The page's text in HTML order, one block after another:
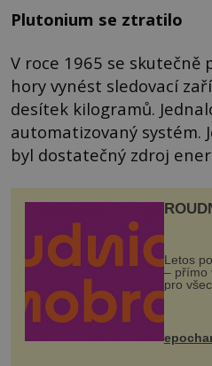
Plutonium se ztratilo
V roce 1965 se skutečně
hory vynést sledovací
desítek kilogramů.
automatizovaný systém.
byl dostatečný zdroj
Letos
– přímo
pro
mohou